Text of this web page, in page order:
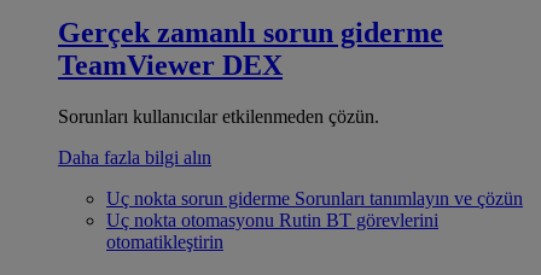
Gerçek zamanlı sorun giderme
TeamViewer DEX
Sorunları kullanıcılar etkilenmeden çözün.
Daha fazla bilgi alın
Uç nokta sorun giderme Sorunları tanımlayın ve çözün
Uç nokta otomasyonu Rutin BT görevlerini
otomatikleştirin